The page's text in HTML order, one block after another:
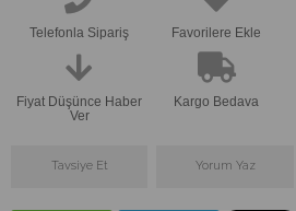
Telefonla Sipariş Favorilere Ekle
Fiyat Düşünce Haber
Ver
Kargo Bedava
Tavsiye Et Yorum Yaz